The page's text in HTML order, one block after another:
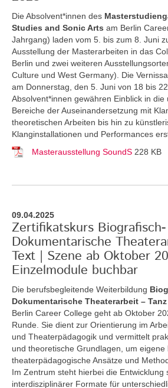
Die Absolvent*innen des
Studies and Sonic Arts am Berlin
Jahrgang) laden vom 5. bis zum 8. Juni
Ausstellung der Masterarbeiten in das
Berlin und zwei weiteren
Culture und West Germany). Die
am Donnerstag, den 5. Juni von 18 bis
Absolvent*innen gewähren Einblick in die
Bereiche der Auseinandersetzung mit
theoretischen Arbeiten bis hin zu
Klanginstallationen und Performances
Masterausstellung SoundS 228 KB
09.04.2025
Zertifikatskurs Biografisch-
Dokumentarische
Text | Szene ab Oktober
Einzelmodule buchbar
Die berufsbegleitende Weiterbildung
Dokumentarische Theaterarbeit –
Berlin Career College geht ab Oktober
Runde. Sie dient zur Orientierung im
und Theaterpädagogik und vermittelt
und theoretische Grundlagen, um eigene
theaterpädagogische Ansätze und
Im Zentrum steht hierbei die Entwicklung
interdisziplinärer Formate für